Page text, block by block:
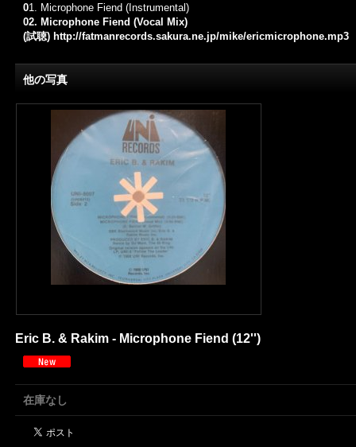
01. Microphone Fiend (Instrumental)
02. Microphone Fiend (Vocal Mix)
(試聴) http://fatmanrecords.sakura.ne.jp/mike/ericmicrophone.mp3
他の写真
Eric B. & Rakim - Microphone Fiend (12'')
在庫なし